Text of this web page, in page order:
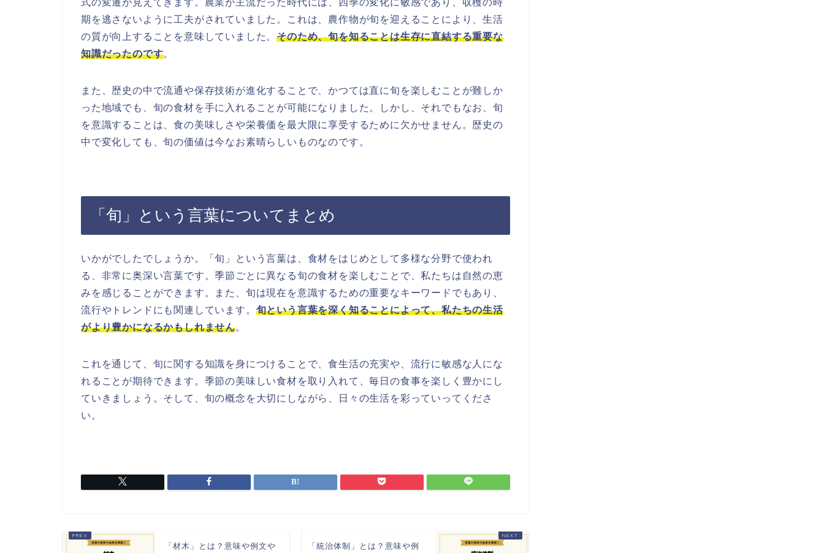
式の変遷が見えてきます。農業が主流だった時代には、四季の変化に敏感であり、収穫の時
期を逃さないように工夫がされていました。これは、農作物が旬を迎えることにより、生活
の質が向上することを意味していました。そのため、旬を知ることは生存に直結する重要な
知識だったのです。
また、歴史の中で流通や保存技術が進化することで、かつては直に旬を楽しむことが難しか
った地域でも、旬の食材を手に入れることが可能になりました。しかし、それでもなお、旬
を意識することは、食の美味しさや栄養価を最大限に享受するために欠かせません。歴史の
中で変化しても、旬の価値は今なお素晴らしいものなのです。
「旬」という言葉についてまとめ
いかがでしたでしょうか。「旬」という言葉は、食材をはじめとして多様な分野で使われ
る、非常に奥深い言葉です。季節ごとに異なる旬の食材を楽しむことで、私たちは自然の恵
みを感じることができます。また、旬は現在を意識するための重要なキーワードでもあり、
流行やトレンドにも関連しています。 旬という言葉を深く知ることによって、私たちの生活
がより豊かになるかもしれません。
これを通じて、旬に関する知識を身につけることで、食生活の充実や、流行に敏感な人にな
れることが期待できます。季節の美味しい食材を取り入れて、毎日の食事を楽しく豊かにし
ていきましょう。そして、旬の概念を大切にしながら、日々の生活を彩っていってくださ
い。
「材木」とは？意味や例文や 「統治体制」とは？意味や例